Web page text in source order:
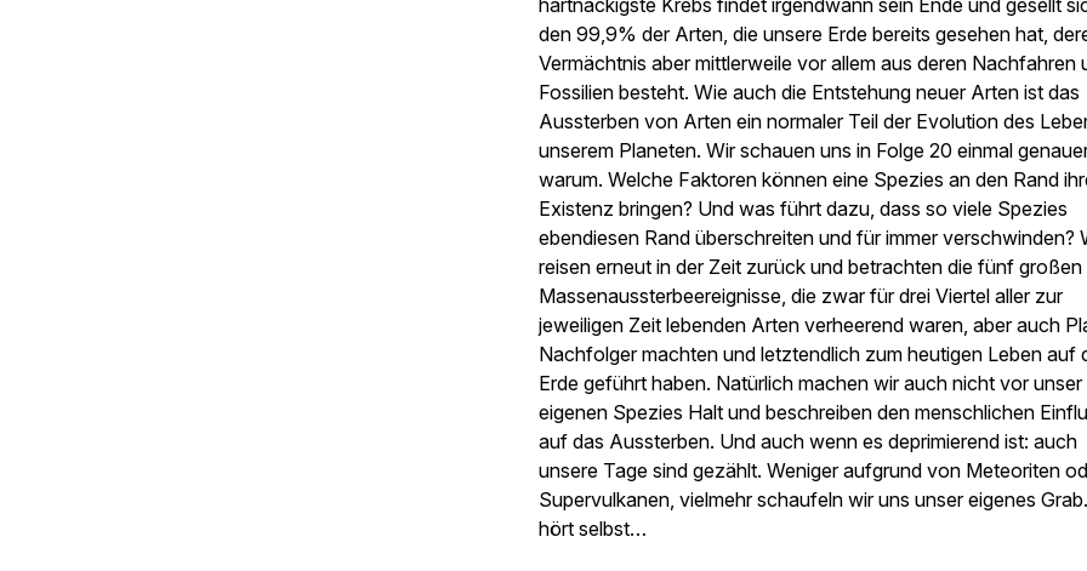
hartnäckigste Krebs findet irgendwann sein Ende und gesellt
den 99,9% der Arten, die unsere Erde bereits gesehen hat,
Vermächtnis aber mittlerweile vor allem aus deren Nachfahren
Fossilien besteht. Wie auch die Entstehung neuer Arten ist das
Aussterben von Arten ein normaler Teil der Evolution des
unserem Planeten. Wir schauen uns in Folge 20 einmal
warum. Welche Faktoren können eine Spezies an den Rand
Existenz bringen? Und was führt dazu, dass so viele Spezies
ebendiesen Rand überschreiten und für immer verschwinden?
reisen erneut in der Zeit zurück und betrachten die fünf großen
Massenaussterbeereignisse, die zwar für drei Viertel aller zur
jeweiligen Zeit lebenden Arten verheerend waren, aber auch
Nachfolger machten und letztendlich zum heutigen Leben auf
Erde geführt haben. Natürlich machen wir auch nicht vor unser
eigenen Spezies Halt und beschreiben den menschlichen
auf das Aussterben. Und auch wenn es deprimierend ist: auch
unsere Tage sind gezählt. Weniger aufgrund von Meteoriten
Supervulkanen, vielmehr schaufeln wir uns unser eigenes
hört selbst…